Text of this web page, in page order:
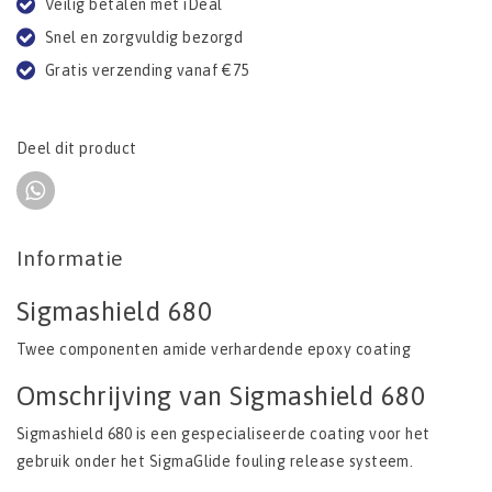
Veilig betalen met iDeal
Snel en zorgvuldig bezorgd
Gratis verzending vanaf €75
Deel dit product
Informatie
Sigmashield 680
Twee componenten amide verhardende epoxy coating
Omschrijving van Sigmashield 680
Sigmashield 680 is een gespecialiseerde coating voor het
gebruik onder het SigmaGlide fouling release systeem.